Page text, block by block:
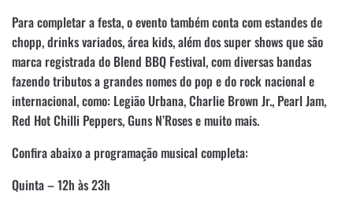
Para completar a festa, o evento também conta com estandes de
chopp, drinks variados, área kids, além dos super shows que são
marca registrada do Blend BBQ Festival, com diversas bandas
fazendo tributos a grandes nomes do pop e do rock nacional e
internacional, como: Legião Urbana, Charlie Brown Jr., Pearl Jam,
Red Hot Chilli Peppers, Guns N’Roses e muito mais.
Confira abaixo a programação musical completa:
Quinta – 12h às 23h